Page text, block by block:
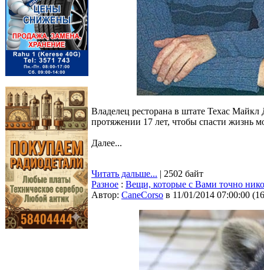
Владелец ресторана в штате Техас
протяжении 17 лет, чтобы спасти жизнь
Далее...
Читать дальше... | 2502 байт
Разное : Вещи, которые с Вами точно
Автор: CaneCorso в 11/01/2014 07:00:00 (